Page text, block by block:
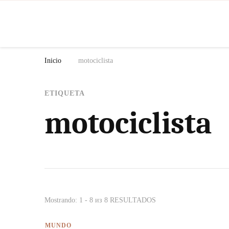
Inicio motociclista
ETIQUETA
motociclista
Mostrando: 1 - 8 из 8 RESULTADOS
MUNDO